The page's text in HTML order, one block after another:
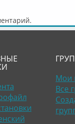
Мои
Все